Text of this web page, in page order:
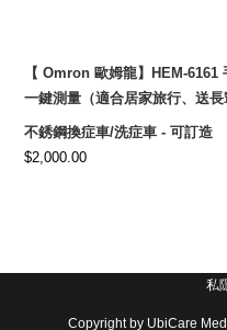
【 Omron 歐姆龍】HEM-6161
一鍵測量（適合居家旅行、送長
不銹鋼換症車/洗症車 - 可訂造
$2,000.00
私
Copyright by UbiCare